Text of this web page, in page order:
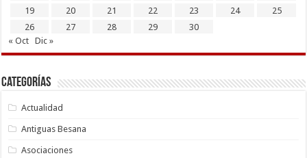
19
20 21 22 23 24
25
26
27 28 29
30
« Oct
Dic »
Categorías
Actualidad
Antiguas Besana
Asociaciones